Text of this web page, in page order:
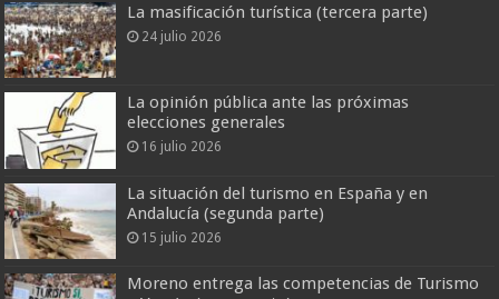
La masificación turística (tercera parte)
24 julio 2026
La opinión pública ante las próximas
elecciones generales
16 julio 2026
La situación del turismo en España y en
Andalucía (segunda parte)
15 julio 2026
Moreno entrega las competencias de Turismo